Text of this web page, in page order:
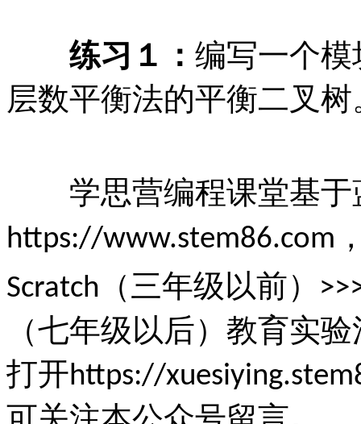
练习１： 编写一个
层数平衡法的平衡二叉树
学思营编程课堂基于
https://www.stem86.com
Scratch （三年级以前）
（七年级以后）教育实
打开https://